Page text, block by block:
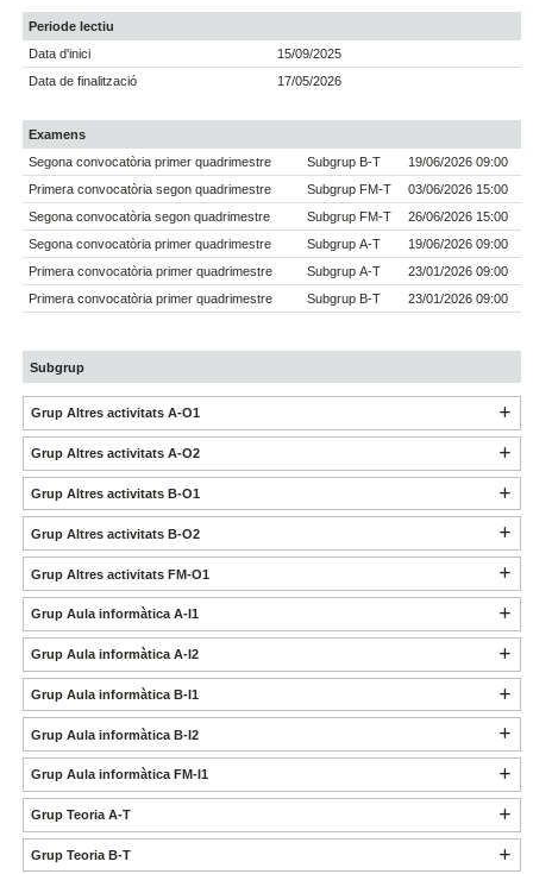
Periode lectiu
Data d'inici
15/09/2025
Data de finalització
17/05/2026
Examens
Segona convocatòria primer quadrimestre
Subgrup B-T
19/06/2026 09:00
Primera convocatòria segon quadrimestre
Subgrup FM-T
03/06/2026 15:00
Segona convocatòria segon quadrimestre
Subgrup FM-T
26/06/2026 15:00
Segona convocatòria primer quadrimestre
Subgrup A-T
19/06/2026 09:00
Primera convocatòria primer quadrimestre
Subgrup A-T
23/01/2026 09:00
Primera convocatòria primer quadrimestre
Subgrup B-T 23/01/2026 09:00
Subgrup
Grup Altres activitats A-O1
Grup Altres activitats A-O2
Grup Altres activitats B-O1
Grup Altres activitats B-O2
Grup Altres activitats FM-O1
Grup Aula informàtica A-I1
Grup Aula informàtica A-I2
Grup Aula informàtica B-I1
Grup Aula informàtica B-I2
Grup Aula informàtica FM-I1
Grup Teoria A-T
Grup Teoria B-T